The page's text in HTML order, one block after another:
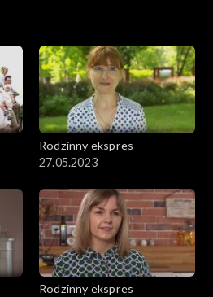
Rodzinny ekspres
27.05.2023
Rodzinny ekspres